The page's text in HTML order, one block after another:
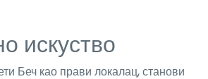
искуство
Беч као прави локалац, станови